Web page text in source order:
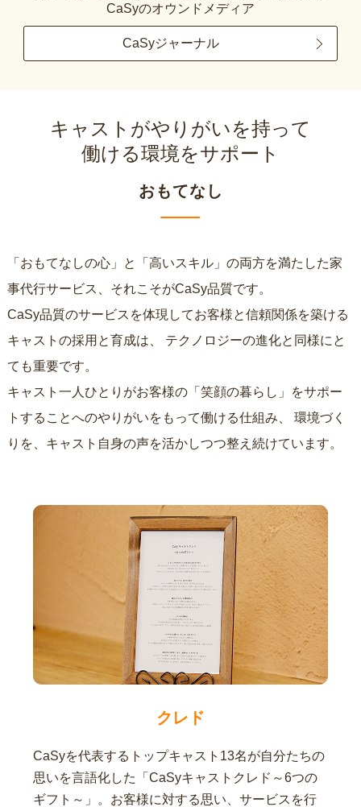
CaSyのオウンドメディア
CaSyジャーナル
キャストがやりがいを持って
働ける環境をサポート
おもてなし
「おもてなしの心」と「高いスキル」の両方を満たした家
事代行サービス、それこそがCaSy品質です。
CaSy品質のサービスを体現してお客様と信頼関係を築ける
キャストの採用と育成は、
ても重要です。
キャスト一人ひとりがお客様の「笑顔の暮らし」をサポー
トすることへのやりがいをもって働ける仕組み、
りを、キャスト自身の声を活かしつつ整え続けています。
クレド
CaSyを代表するトップキャスト13名が自分たちの
思いを言語化した「CaSyキャストクレド～6つの
ギフト～」。お客様に対する思い、サービスを行